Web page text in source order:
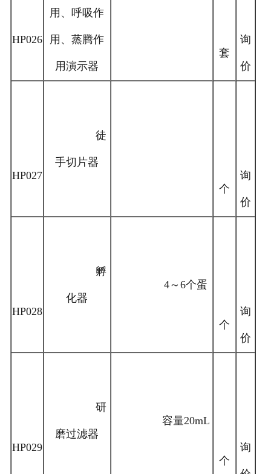
HP026
用、呼吸作
用、蒸腾作
用演示器
套
询
价
HP027
徒
手切片器
个
询
价
HP028
孵
化器
4～6个蛋
个
询
价
HP029
研
磨过滤器
容量20mL
个
询